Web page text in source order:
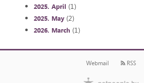
2025. April (1)
2025. May(2)
2026. March (1)
Webmail RSS